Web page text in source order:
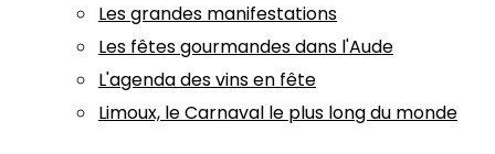
Les grandes manifestations
Les fêtes gourmandes dans l'Aude
L'agenda des vins en fête
Limoux, le Carnaval le plus long du monde